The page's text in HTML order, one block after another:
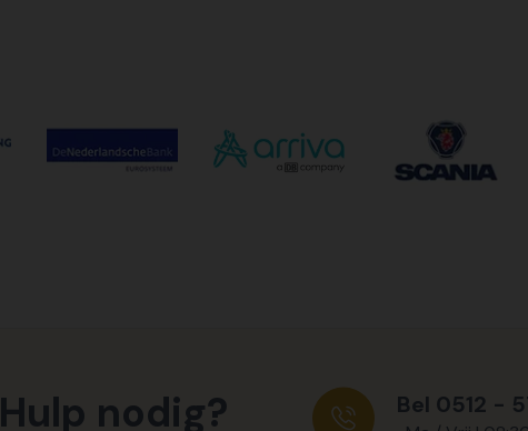
Hulp nodig? Bel 0512 -